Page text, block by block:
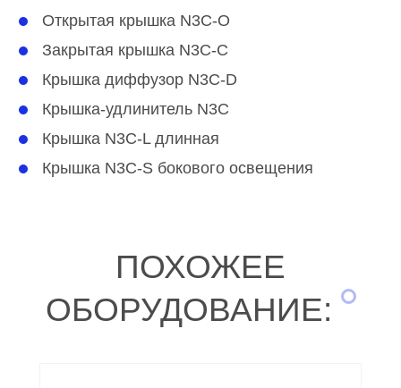
Открытая крышка N3C-O
Закрытая крышка N3C-C
Крышка диффузор N3C-D
Крышка-удлинитель N3C
Крышка N3C-L длинная
Крышка N3C-S бокового освещения
ПОХОЖЕЕ
ОБОРУДОВАНИЕ: